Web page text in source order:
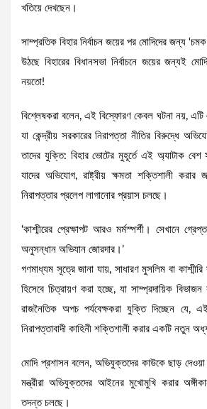
খতিয়ে দেখছেন।
সাম্প্রতিক বিহার নির্বাচন জয়ের পর মোদিদের জন্য
উঠছে বিহারের বিধানসভা নির্বাচনে জয়ের জন্যই
নয়তো!
বিশ্লেষকরা বলেন, এই বিস্ফোরণ কেবল ঘটনা নয়,
যা কেন্দ্রীয় সরকারের নিরাপত্তা নীতির বিরুদ্ধে
তাদের যুক্তি: বিহার ভোটের মুহূর্তে এই অ্যাটাক
যাদের অভিযোগ, রাষ্ট্রীয় ক্ষমতা শক্তিশালী
নিরাপত্তার প্রলেপ লাগানোর প্রয়াস চলছে।
‘কাশ্মীরের প্রেক্ষাপট আরও মর্মস্পর্শী। সেখানে
অনুসন্ধান অভিযান জোরদার।’
গণমাধ্যম সূত্রে জানা যায়, সাধারণ মুসলিম বা কাশ্মীরি
হিসেবে চিত্রায়ণ করা হচ্ছে, যা সাম্প্রদায়িক
রাজনৈতিক অপচ পর্যবেক্ষকরা যুক্তি দিচ্ছেন যে,
নিরাপত্তাবাদী কাহিনী শক্তিশালী করার একটি নতুন
মোদি প্রশাসন বলেন, অভিযুক্তদের কাউকে ছাড় দেওয়া
মন্ত্রীরা অভিযুক্তদের আইনের মুখোমুখি করার
তদন্ত চলছে।